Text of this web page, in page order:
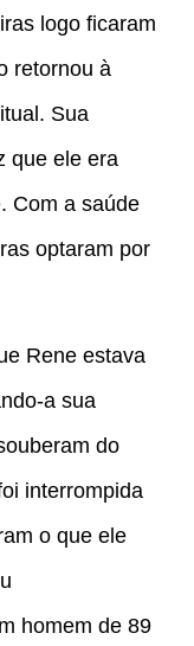
logo ficaram
retornou à
Sua
que ele era
Com a saúde
optaram por
Rene estava
a sua
do
interrompida
o que ele
homem de 89